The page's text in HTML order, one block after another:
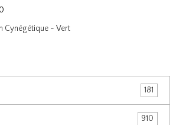
Cynégétique - Vert
181
910